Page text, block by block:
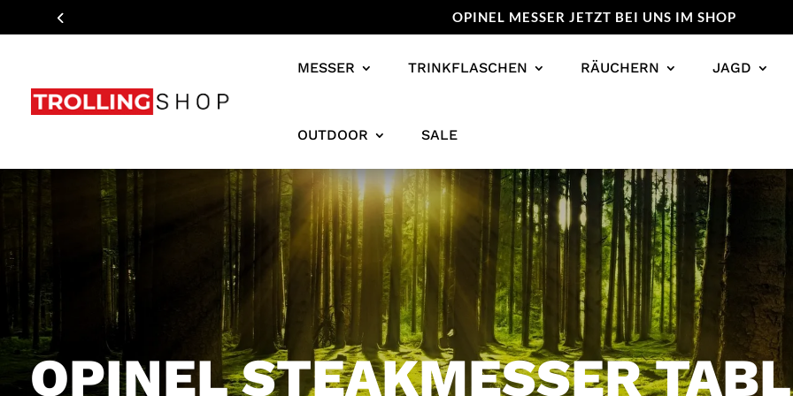
OPINEL MESSER JETZT BEI UNS IM SHOP
MESSER TRINKFLASCHEN RÄUCHERN JAGD
OUTDOOR SALE
OPINEL STEAKMESSER